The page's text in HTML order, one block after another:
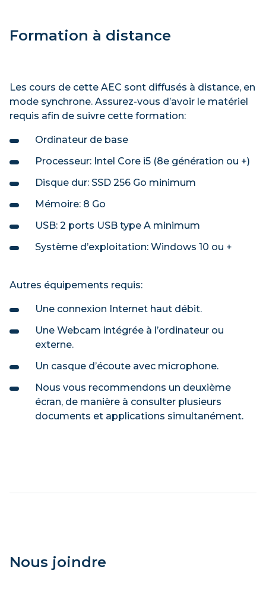
Formation à distance
Les cours de cette AEC sont diffusés à distance, en
mode synchrone. Assurez-vous d’avoir le matériel
requis afin de suivre cette formation:
Ordinateur de base
Processeur: Intel Core i5 (8e génération ou +)
Disque dur: SSD 256 Go minimum
Mémoire: 8 Go
USB: 2 ports USB type A minimum
Système d’exploitation: Windows 10 ou +
Autres équipements requis:
Une connexion Internet haut débit.
Une Webcam intégrée à l’ordinateur ou
externe.
Un casque d’écoute avec microphone.
Nous vous recommendons un deuxième
écran, de manière à consulter plusieurs
documents et applications simultanément.
Nous joindre